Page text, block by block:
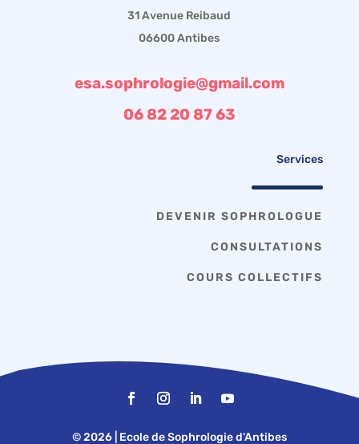
31 Avenue Reibaud
06600 Antibes
esa.sophrologie@gmail.com
06 82 20 87 63
Services
DEVENIR SOPHROLOGUE
CONSULTATIONS
COURS COLLECTIFS
© 2026 | Ecole de Sophrologie d'Antibes